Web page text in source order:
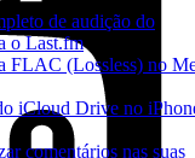
de audição do
o Last.fm
FLAC (Lossless) no
iCloud Drive no
comentários nas suas